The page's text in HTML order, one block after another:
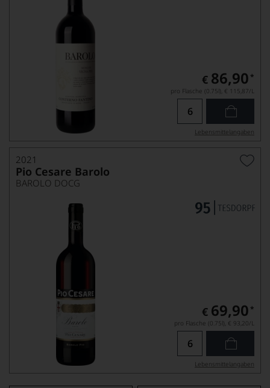
€ 86,90 *
pro Flasche (0.75l), € 115,87/L
Lebensmittel­angaben
2021
Pio Cesare Barolo
BAROLO DOCG
€ 69,90 *
pro Flasche (0.75l), € 93,20/L
Lebensmittel­angaben